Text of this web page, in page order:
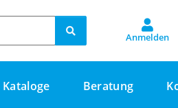
Anmelden
Kataloge Beratung